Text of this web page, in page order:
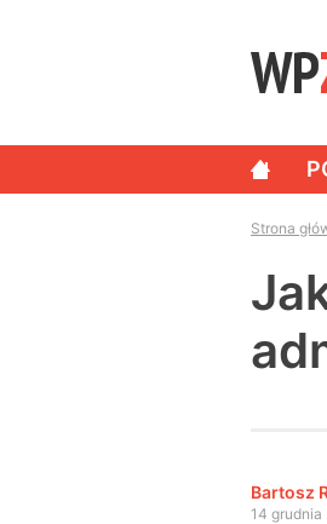
Strona
Bartosz
14 grudnia